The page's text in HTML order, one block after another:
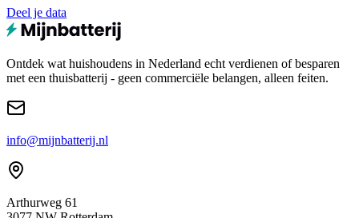
Deel je data
Ontdek wat huishoudens in Nederland echt verdienen of besparen
met een thuisbatterij - geen commerciële belangen, alleen feiten.
info@mijnbatterij.nl
Arthurweg 61